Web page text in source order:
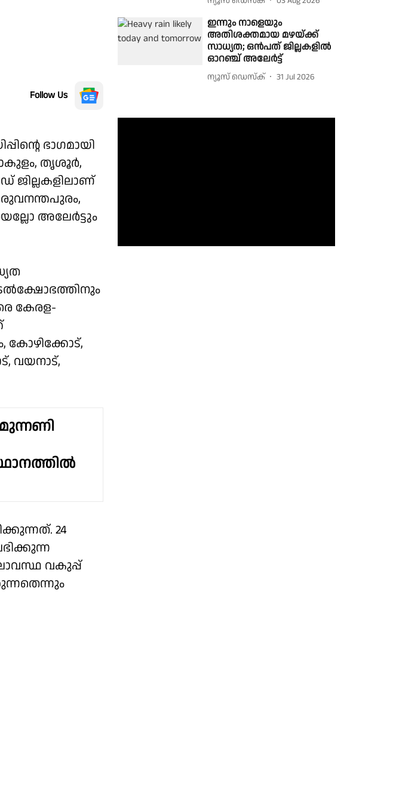
Follow Us
ഭാ​ഗമായി
തൃശൂർ,
ജില്ലകളിലാണ്
അലേർട്ടും
കേരള-
കോഴിക്കോട്,
വയനാട്,
24
വകുപ്പ്
ഇന്നും നാളെയും
അതിശക്തമായ മഴയ്ക്ക്
സാധ്യത; ഒൻപത് ജില്ലകളിൽ
ഓറഞ്ച് അലേർട്ട്
ന്യൂസ് ഡെസ്ക് 31 Jul 2026